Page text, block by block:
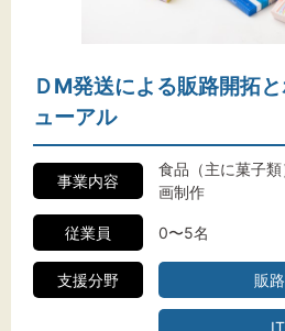
ＤM発送による販路開拓
ューアル
事業内容
食品（主に菓子
画制作
従業員 0〜5名
支援分野 販